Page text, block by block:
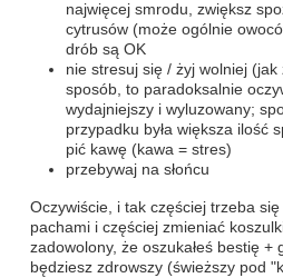
najwięcej smrodu, zwiększ
cytrusów (może ogólnie
drób są OK
nie stresuj się / żyj wolniej
sposób, to paradoksalnie
wydajniejszy i wyluzowany;
przypadku była większa ilość
pić kawę (kawa = stres)
przebywaj na słońcu
Oczywiście, i tak częściej trzeba
pachami i częściej zmieniać
zadowolony, że oszukałeś bestię +
będziesz zdrowszy (świeższy pod